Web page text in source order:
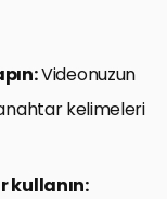
Videonuzun
kelimeleri
kullanın: